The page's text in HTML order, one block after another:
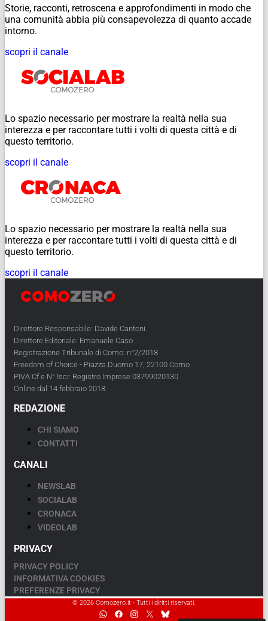
Storie, racconti, retroscena e approfondimenti in modo che
una comunità abbia più consapevolezza di quanto accade
intorno.
scopri il canale
Lo spazio necessario per mostrare la realtà nella sua
interezza e per raccontare tutti i volti di questa città e di
questo territorio.
scopri il canale
Lo spazio necessario per mostrare la realtà nella sua
interezza e per raccontare tutti i volti di questa città e di
questo territorio.
scopri il canale
Direttore Responsabile: Davide Cantoni
Direttore Editoriale: Emanuele Caso
Registrazione Tribunale di Como: n°2/2018
Freedom of Choice - Piazza Duomo 17, 22100 Como
PIVA Cf e N° Iscr. Registro Imprese 03799020130
Online dal 14 febbraio 2018
REDAZIONE
CHI SIAMO
CONTATTI
CANALI
NEWSLAB
SOCIALAB
CRONACA
VIDEOLAB
PRIVACY
PRIVACY POLICY
INFORMATIVA COOKIES
PREFERENZE PRIVACY
© 2026 Comozero.it - Tutti i diritti riservati.